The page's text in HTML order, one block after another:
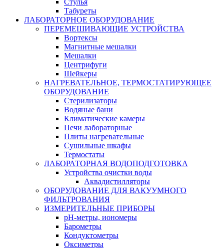
Стулья
Табуреты
ЛАБОРАТОРНОЕ ОБОРУДОВАНИЕ
ПЕРЕМЕШИВАЮЩИЕ УСТРОЙСТВА
Вортексы
Магнитные мешалки
Мешалки
Центрифуги
Шейкеры
НАГРЕВАТЕЛЬНОЕ, ТЕРМОСТАТИРУЮЩЕЕ
ОБОРУДОВАНИЕ
Стерилизаторы
Водяные бани
Климатические камеры
Печи лабораторные
Плиты нагревательные
Сушильные шкафы
Термостаты
ЛАБОРАТОРНАЯ ВОДОПОДГОТОВКА
Устройства очистки воды
Аквадистилляторы
ОБОРУДОВАНИЕ ДЛЯ ВАКУУМНОГО
ФИЛЬТРОВАНИЯ
ИЗМЕРИТЕЛЬНЫЕ ПРИБОРЫ
pH-метры, иономеры
Барометры
Кондуктометры
Оксиметры